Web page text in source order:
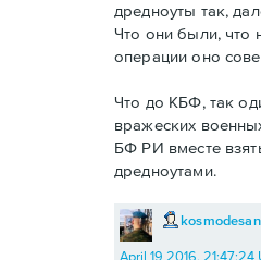
дредноуты так,
Что они были, что
операции оно
Что до КБФ, так
вражеских
БФ РИ вместе
дредноутами.
April 19 2016, 21:47:24